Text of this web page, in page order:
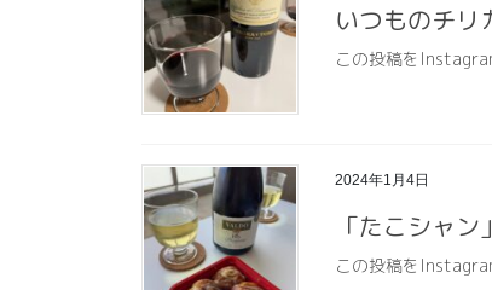
いつものチリ
この投稿を
2024年1月4日
「たこシャ
この投稿を